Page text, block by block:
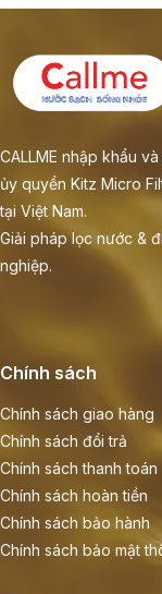
CALLME nhập khẩu
ủy quyền Kitz Micro
tại Việt Nam.
Giải pháp lọc nước &
nghiệp.
Chính sách
Chính sách giao hàng
Chính sách đổi trả
Chính sách thanh toán
Chính sách hoàn tiền
Chính sách bảo hành
Chính sách bảo mật